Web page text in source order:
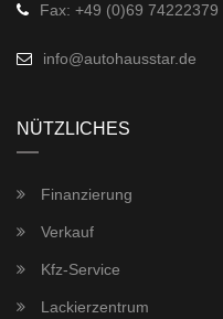
Fax: +49 (0)69 74222379
info@autohausstar.de
NÜTZLICHES
Finanzierung
Verkauf
Kfz-Service
Lackierzentrum